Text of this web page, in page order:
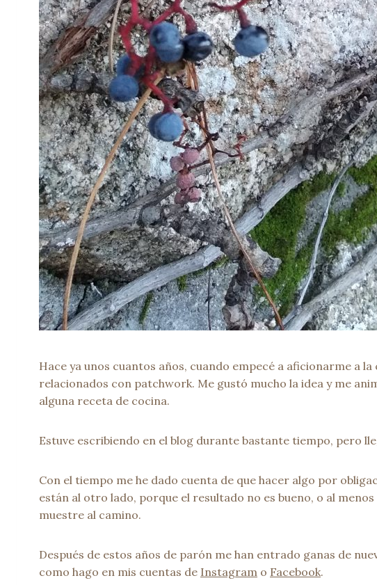
Hace ya unos cuantos años, cuando empecé a aficionarme a
relacionados con patchwork. Me gustó mucho la idea y me
alguna receta de cocina.
Estuve escribiendo en el blog durante bastante tiempo, pero
Con el tiempo me he dado cuenta de que hacer algo por
están al otro lado, porque el resultado no es bueno, o al
muestre al camino.
Después de estos años de parón me han entrado ganas de
como hago en mis cuentas de Instagram o Facebook.